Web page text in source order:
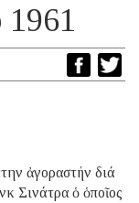
1961
ἀγοραστήν διά
Σινάτρα ὁ ὁποῖος